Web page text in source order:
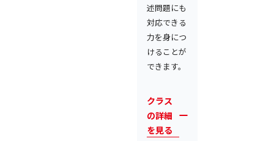
述問題にも
対応できる
力を身につ
けることが
できます。
クラス
の詳細
を見る